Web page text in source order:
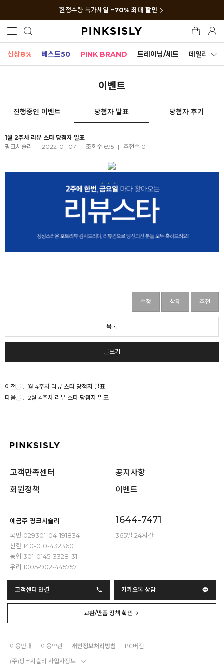
한정수량 특가세일 ~70% 최대 할인
신상8% 베스트50 PINK BRAND 트레이닝/세트 데일리세트
이벤트
진행중인 이벤트 당첨자 발표 당첨자 후기
1월 2주차 리뷰 스타 당첨자 발표
핑크시슬리
| 2022-01-07 | 조회수 695 | 추천수 0
수정 삭제 추천
목록
글쓰기
이전글 : 1월 4주차 리뷰 스타 당첨자 발표
다음글 : 12월 4주차 리뷰 스타 당첨자 발표
고객만족센터
공지사항
회원정책
이벤트
예금주 핑크시슬리
국민 029301-04-191834
신한 140-010-432360
농협 301-0145-3328-31
우리 1005-902-445757
1644-7471
365일 24시간
고객센터 연결 카카오톡 상담
교환/반품 정책 확인
이용안내 이용약관 개인정보처리방침 PC버전
(주)핑크시슬리 사업자정보